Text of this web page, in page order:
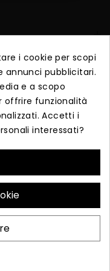


vendite in anteprima.
Corrado Alvaro 87043
i cookie per scopi
annunci pubblicitari.
e a scopo
offrire funzionalità
Accetti i
interessati?